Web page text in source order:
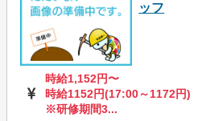
ッフ
時給1,152円〜
時給1152円(17:00～1172円)
※研修期間3...